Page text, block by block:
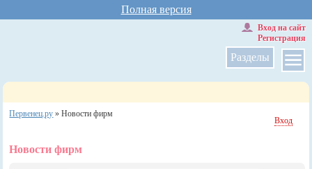
Полная версия
Разделы
Вход на сайт
Регистрация
Первенец.ру »Новости фирм
Вход
Новости фирм